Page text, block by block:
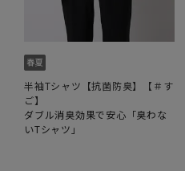
半袖Tシャツ【抗菌防臭】【＃す
ご】
ダブル消臭効果で安心「臭わな
いTシャツ」